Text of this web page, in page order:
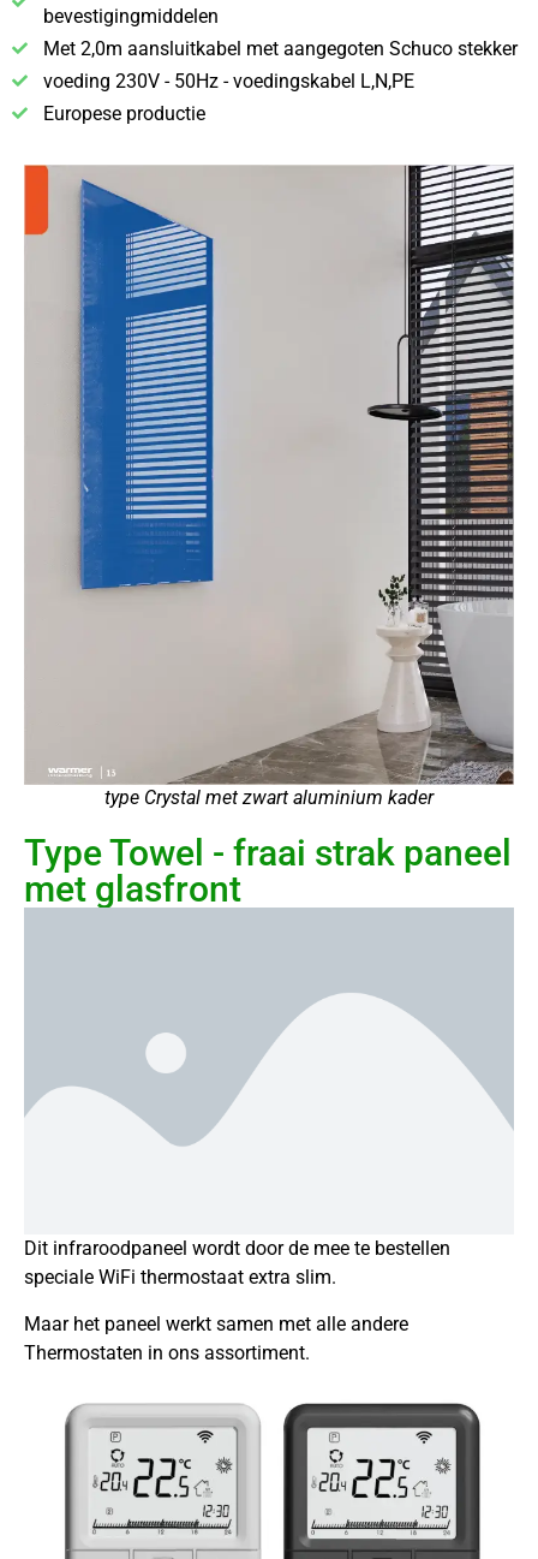
bevestigingmiddelen
Met 2,0m aansluitkabel met aangegoten Schuco stekker
voeding 230V - 50Hz - voedingskabel L,N,PE
Europese productie
type Crystal met zwart aluminium kader
Type Towel - fraai strak paneel
met glasfront
Dit infraroodpaneel wordt door de mee te bestellen
speciale WiFi thermostaat extra slim.
Maar het paneel werkt samen met alle andere
Thermostaten in ons assortiment.